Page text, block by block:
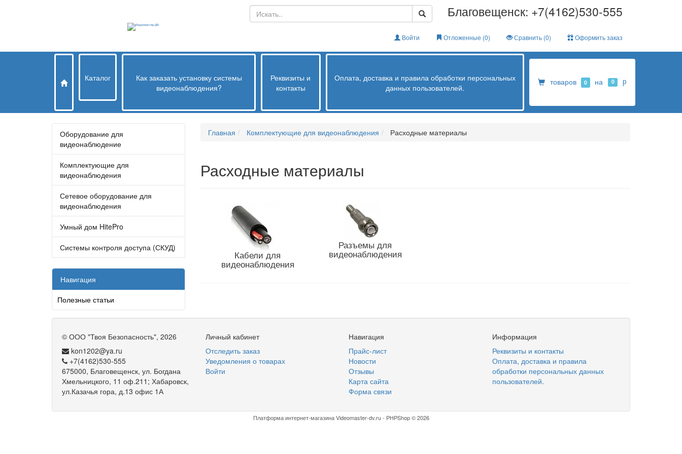
Благовещенск: +7(4162)530-555
Войти Отложенные (0) Сравнить (0) Оформить заказ
Каталог
Как заказать установку системы
видеонаблюдения?
Реквизиты и
контакты
Оплата, доставка и правила обработки персональных
данных пользователей.
товаров 0 на 0 p
Оборудование для
видеонаблюдение
Комплектующие для
видеонаблюдения
Сетевое оборудование для
видеонаблюдения
Умный дом HitePro
Системы контроля доступа (СКУД)
Навигация
Полезные статьи
Главная Комплектующие для видеонаблюдения Расходные материалы
Расходные материалы
Кабели для
видеонаблюдения
Разъемы для
видеонаблюдения
© ООО "Твоя Безопасность", 2026
kon1202@ya.ru
+7(4162)530-555
675000, Благовещенск, ул. Богдана
Хмельницкого, 11 оф.211; Хабаровск,
ул.Казачья гора, д.13 офис 1А
Личный кабинет
Отследить заказ
Уведомления о товарах
Войти
Навигация
Прайс-лист
Новости
Отзывы
Карта сайта
Форма связи
Информация
Реквизиты и контакты
Оплата, доставка и правила
обработки персональных данных
пользователей.
Платформа интернет-магазинаVideomaster-dv.ru - PHPShop © 2026